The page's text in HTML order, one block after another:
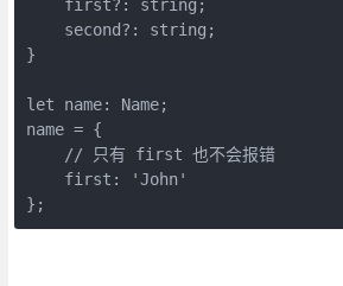
    first?: string;
    second?: string;
}
let name: Name;
name = {
    // 只有 first 也不会报错
    first: 'John'
};